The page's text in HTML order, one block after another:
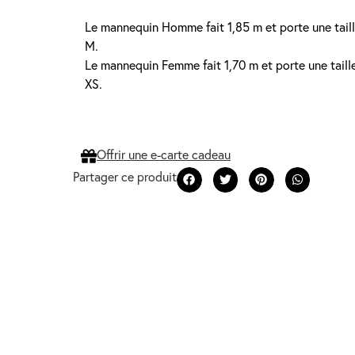
Le mannequin Homme fait 1,85 m et porte une
M.
Le mannequin Femme fait 1,70 m et porte une
XS.
Offrir une e-carte cadeau